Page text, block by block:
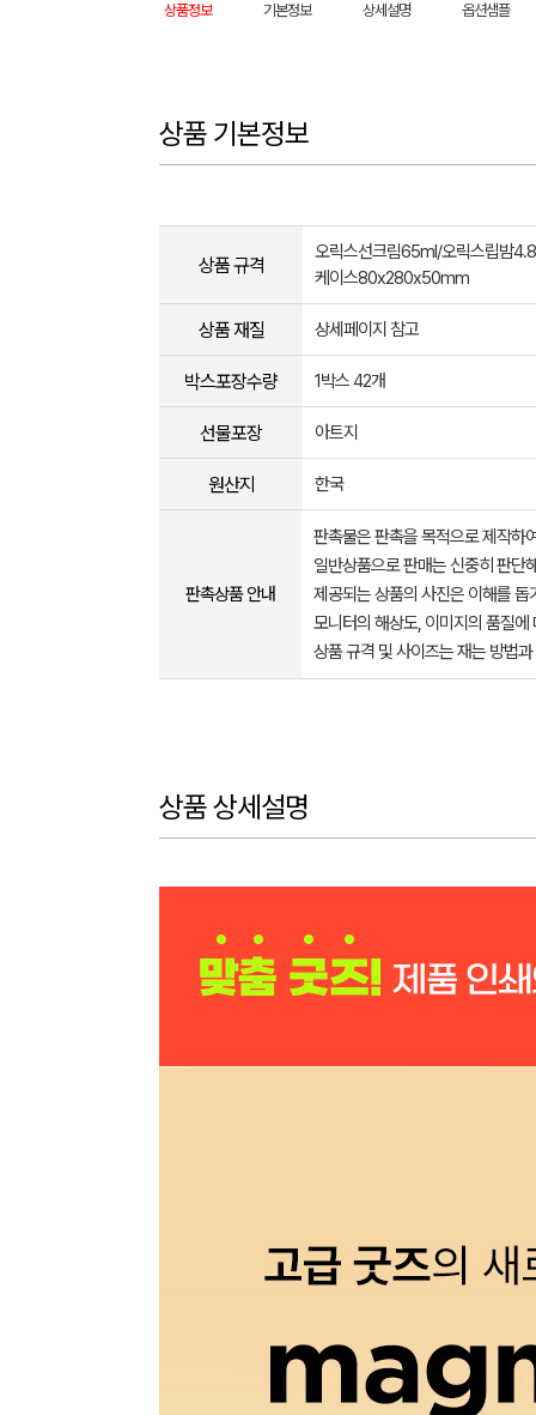
상품정보 기본정보 상세설명 옵션샘플
상품 기본정보
상품 규격
오릭스선크림65ml/오릭스립밤
케이스80x280x50mm
상품 재질 상세페이지 참고
박스포장수량 1박스 42개
선물포장 아트지
원산지 한국
판촉상품 안내
판촉물은 판촉을 목적으로 제작하
일반상품으로 판매는 신중히 판단
제공되는 상품의 사진은 이해를
모니터의 해상도, 이미지의 품질
상품 규격 및 사이즈는 재는 방법
상품 상세설명